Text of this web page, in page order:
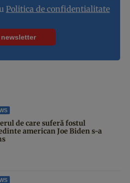
Politica de confidentialitate
de care suferă fostul
american Joe Biden s-a